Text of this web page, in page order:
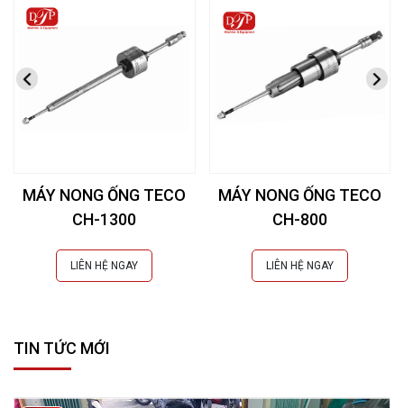
MÁY NONG ỐNG TECO
CH-1300
LIÊN HỆ NGAY
MÁY NONG ỐNG TECO
CH-800
LIÊN HỆ NGAY
TIN TỨC MỚI